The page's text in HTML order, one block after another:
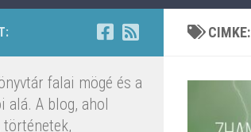
CIMKE:
falai mögé és a
alá. A blog, ahol